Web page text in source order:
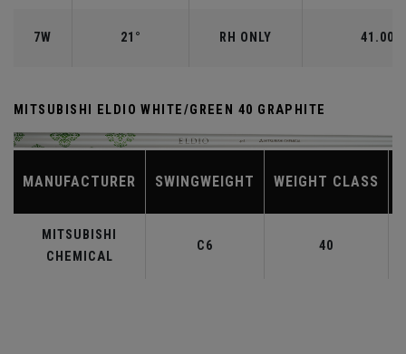
7W 21° RH ONLY 41.00"
MITSUBISHI ELDIO WHITE/GREEN 40 GRAPHITE
MANUFACTURER SWINGWEIGHT WEIGHT CLASS
MITSUBISHI
CHEMICAL
C6 40